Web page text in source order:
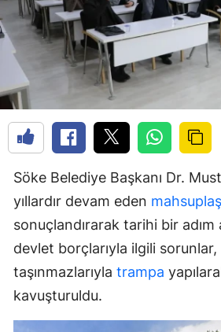
Söke Belediye Başkanı Dr.
yıllardır devam eden
sonuçlandırarak tarihi bir adım
devlet borçlarıyla ilgili
taşınmazlarıyla trampa
kavuşturuldu.